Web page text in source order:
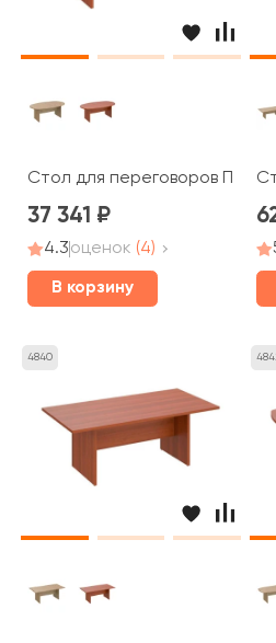
Стол для переговоров ПТ
37 341
4.3оценок (4)
В корзину
4840